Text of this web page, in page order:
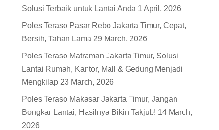
Solusi Terbaik untuk Lantai Anda 1 April, 2026
Poles Teraso Pasar Rebo Jakarta Timur, Cepat,
Bersih, Tahan Lama 29 March, 2026
Poles Teraso Matraman Jakarta Timur, Solusi
Lantai Rumah, Kantor, Mall & Gedung Menjadi
Mengkilap 23 March, 2026
Poles Teraso Makasar Jakarta Timur, Jangan
Bongkar Lantai, Hasilnya Bikin Takjub! 14 March,
2026